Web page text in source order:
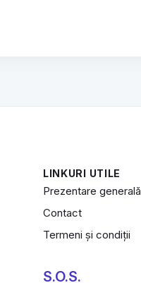
LINKURI UTILE
Prezentare generală
Contact
Termeni și condiții
S.O.S.